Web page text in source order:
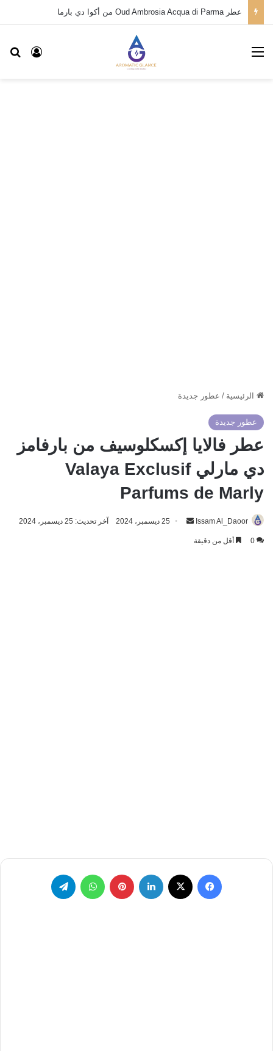
عطر Oud Ambrosia Acqua di Parma من أكوا دي بارما
تسجيل القائمة
الرئيسية / عطور جديدة
عطور جديدة
عطر فالايا إكسكلوسيف من بارفامز
دي مارلي Valaya Exclusif
Parfums de Marly
Issam Al_Daoor
أرسل 25 ديسمبر، 2024 آخر تحديث: 25 ديسمبر، 2024
0 أقل من دقيقة
فيسبوك لينكدإن بينتيريست واتساب